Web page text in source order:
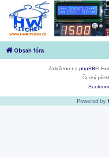
Obsah fóra
Založeno na phpBB®
Český
Powered by